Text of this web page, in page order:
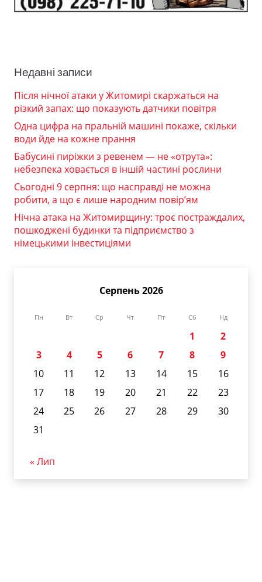
Недавні записи
Після нічної атаки у Житомирі скаржаться на
різкий запах: що показують датчики повітря
Одна цифра на пральній машині покаже, скільки
води йде на кожне прання
Бабусині пиріжки з ревенем — не «отрута»:
небезпека ховається в іншій частині рослини
Сьогодні 9 серпня: що насправді не можна
робити, а що є лише народним повір’ям
Нічна атака на Житомирщину: троє постраждалих,
пошкоджені будинки та підприємство з
німецькими інвестиціями
Серпень 2026
Пн Вт Ср Чт Пт Сб Нд
1
2
3
4 5 6 7 8
9
10
11 12 13 14 15
16
17
18 19 20 21 22
23
24
25 26 27 28 29
30
31
« Лип